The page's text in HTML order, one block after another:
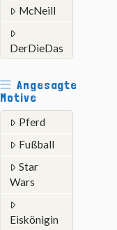
McNeill
DerDieDas
Angesagte
Motive
Pferd
Fußball
Star
Wars
Eiskönigin